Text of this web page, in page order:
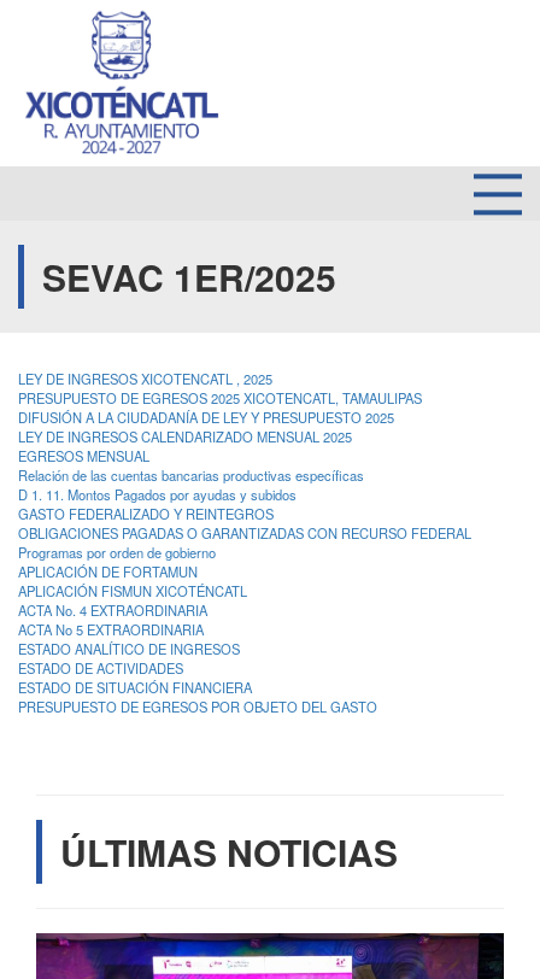
SEVAC 1ER/2025
LEY DE INGRESOS XICOTENCATL , 2025
PRESUPUESTO DE EGRESOS 2025 XICOTENCATL, TAMAULIPAS
DIFUSIÓN A LA CIUDADANÍA DE LEY Y PRESUPUESTO 2025
LEY DE INGRESOS CALENDARIZADO MENSUAL 2025
EGRESOS MENSUAL
Relación de las cuentas bancarias productivas específicas
D 1. 11. Montos Pagados por ayudas y subidos
GASTO FEDERALIZADO Y REINTEGROS
OBLIGACIONES PAGADAS O GARANTIZADAS CON RECURSO FEDERAL
Programas por orden de gobierno
APLICACIÓN DE FORTAMUN
APLICACIÓN FISMUN XICOTÉNCATL
ACTA No. 4 EXTRAORDINARIA
ACTA No 5 EXTRAORDINARIA
ESTADO ANALÍTICO DE INGRESOS
ESTADO DE ACTIVIDADES
ESTADO DE SITUACIÓN FINANCIERA
PRESUPUESTO DE EGRESOS POR OBJETO DEL GASTO
ÚLTIMAS NOTICIAS